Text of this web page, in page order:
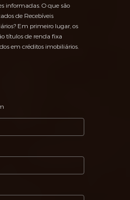
informadas. O que são
de Recebíveis
Em primeiro lugar, os
títulos de renda fixa
em créditos imobiliários.